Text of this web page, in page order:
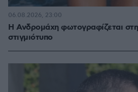
Η Ανδρομάχη φωτογραφίζεται
στιγμιότυπο
06.08.2026, 23:00